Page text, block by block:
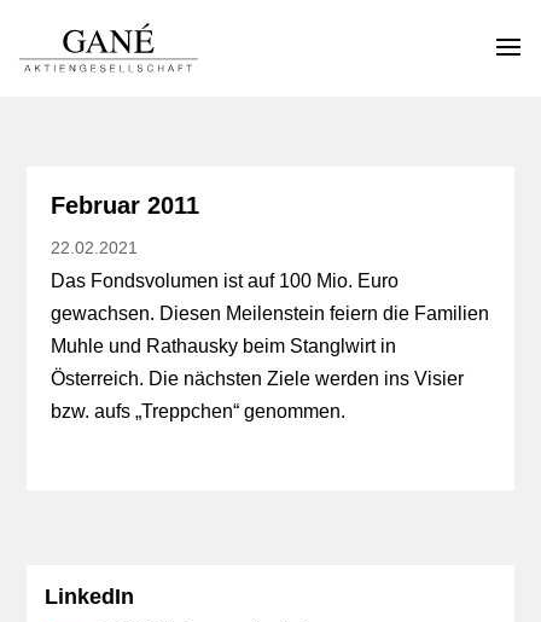
Februar 2011
22.02.2021
Das Fondsvolumen ist auf 100 Mio. Euro
gewachsen. Diesen Meilenstein feiern die Familien
Muhle und Rathausky beim Stanglwirt in
Österreich. Die nächsten Ziele werden ins Visier
bzw. aufs „Treppchen“ genommen.
LinkedIn